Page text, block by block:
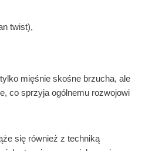
twist),
mięśnie skośne brzucha, ale
co sprzyja ogólnemu rozwojowi
się również z techniką